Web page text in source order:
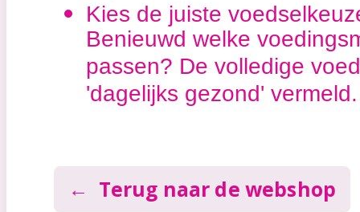
Kies de juiste
Benieuwd welke
passen? De volledige
'dagelijks gezond' vermeld.
← Terug naar de webshop